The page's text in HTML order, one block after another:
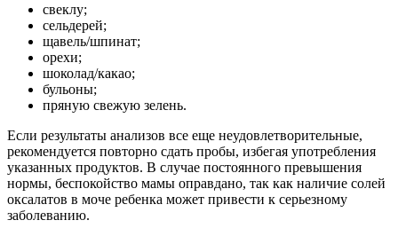
свеклу;
сельдерей;
щавель/шпинат;
орехи;
шоколад/какао;
бульоны;
пряную свежую зелень.
Если результаты анализов все еще неудовлетворительные,
рекомендуется повторно сдать пробы, избегая употребления
указанных продуктов. В случае постоянного превышения
нормы, беспокойство мамы оправдано, так как наличие солей
оксалатов в моче ребенка может привести к серьезному
заболеванию.